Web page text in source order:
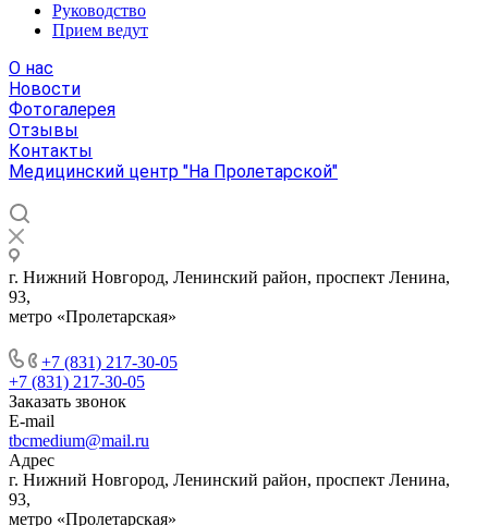
Руководство
Прием ведут
О нас
Новости
Фотогалерея
Отзывы
Контакты
Медицинский центр "На Пролетарской"
г. Нижний Новгород, Ленинский район, проспект Ленина,
93,
метро «Пролетарская»
+7 (831) 217-30-05
+7 (831) 217-30-05
Заказать звонок
E-mail
tbcmedium@mail.ru
Адрес
г. Нижний Новгород, Ленинский район, проспект Ленина,
93,
метро «Пролетарская»